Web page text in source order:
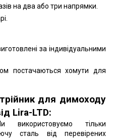
на два або три напрямки.
за індивідуальними
постачаються хомути для
для димоходу
Lira-LTD:
тільки
сталь від перевірених